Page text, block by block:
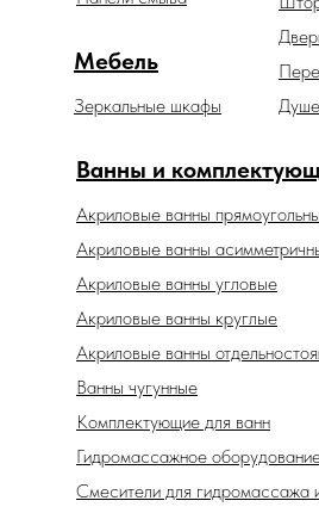
Ванны и
Акриловые ванны
Зеркальные шкафы
Мебель
Акриловые ванны
Акриловые ванны
Акриловые ванны угловые
Акриловые ванны круглые
Ванны чугунные
Комплектующие для ванн
Гидромассажное
Смесители для гидромассажа